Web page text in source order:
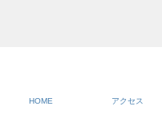
HOME アクセス